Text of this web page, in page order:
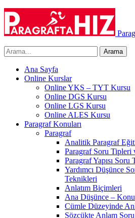
Ana Sayfa
Online Kurslar
Online YKS – TYT Kursu
Online DGS Kursu
Online LGS Kursu
Online ALES Kursu
Paragraf Konuları
Paragraf
Analitik Paragraf
Paragraf Soru Tipleri
Paragraf Yapısı
Yardımcı Düşünce
Teknikleri
Anlatım Biçimleri
Ana Düşünce – Konu
Cümle Düzeyinde
Sözcükte Anlam